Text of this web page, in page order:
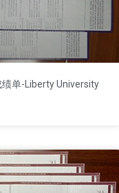
单-Liberty University